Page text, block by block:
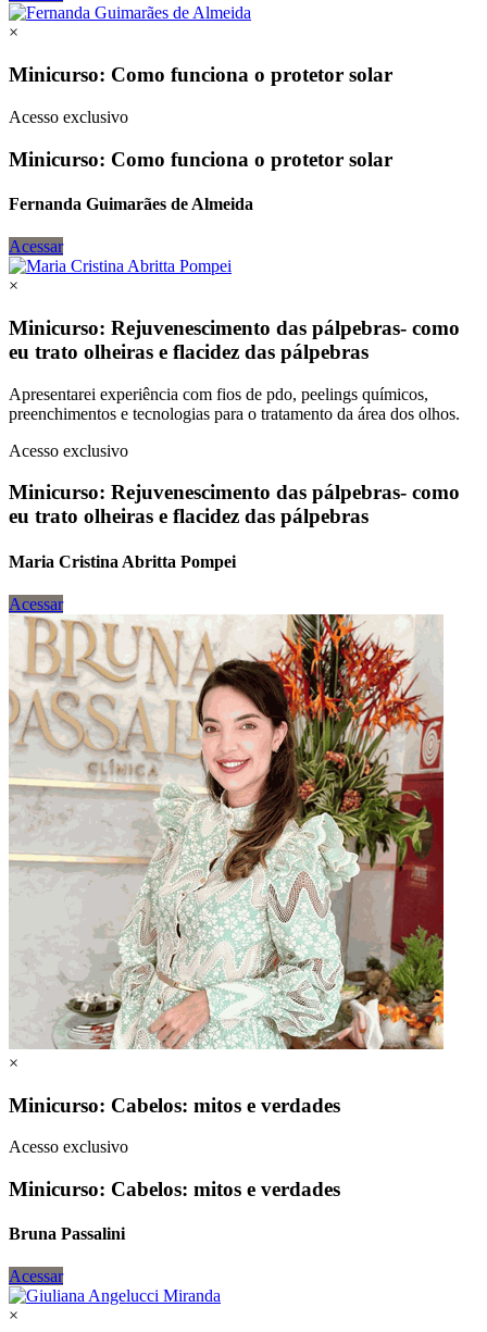
×
Minicurso: Como funciona o protetor solar
Acesso exclusivo
Minicurso: Como funciona o protetor solar
Fernanda Guimarães de Almeida
Acessar
×
Minicurso: Rejuvenescimento das pálpebras- como
eu trato olheiras e flacidez das pálpebras
Apresentarei experiência com fios de pdo, peelings químicos,
preenchimentos e tecnologias para o tratamento da área dos olhos.
Acesso exclusivo
Minicurso: Rejuvenescimento das pálpebras- como
eu trato olheiras e flacidez das pálpebras
Maria Cristina Abritta Pompei
Acessar
×
Minicurso: Cabelos: mitos e verdades
Acesso exclusivo
Minicurso: Cabelos: mitos e verdades
Bruna Passalini
Acessar
×